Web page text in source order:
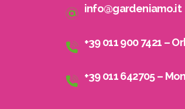
info@gardeniamo.it
+39 011 900 7421 –
+39 011 642705 –